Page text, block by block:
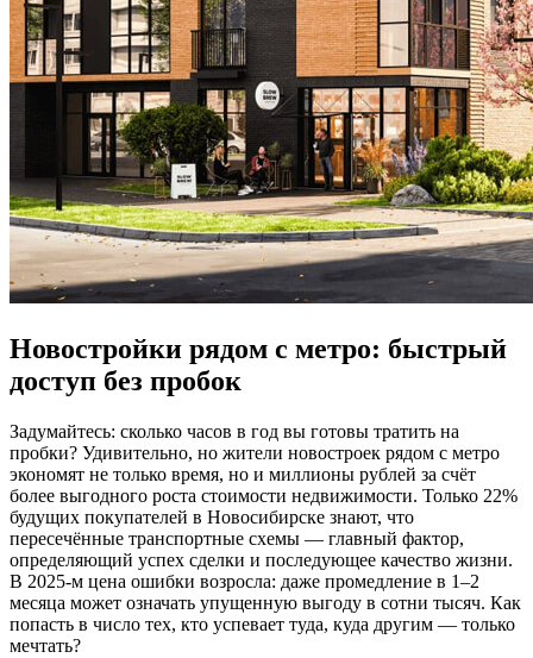
Новостройки рядом с метро: быстрый
доступ без пробок
Задумайтесь: сколько часов в год вы готовы тратить на
пробки? Удивительно, но жители новостроек рядом с метро
экономят не только время, но и миллионы рублей за счёт
более выгодного роста стоимости недвижимости. Только 22%
будущих покупателей в Новосибирске знают, что
пересечённые транспортные схемы — главный фактор,
определяющий успех сделки и последующее качество жизни.
В 2025-м цена ошибки возросла: даже промедление в 1–2
месяца может означать упущенную выгоду в сотни тысяч. Как
попасть в число тех, кто успевает туда, куда другим — только
мечтать?